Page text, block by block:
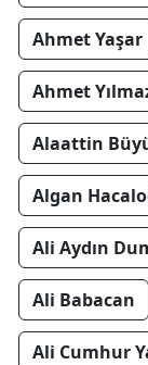
Ahmet Yaşar
Ahmet
Alaattin
Algan
Ali Aydın
Ali Babacan
Ali Cumhur